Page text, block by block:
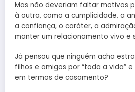
Mas não deveriam faltar motivos
à outra, como a cumplicidade, a
a confiança, o caráter, a
manter um relacionamento vivo e
Já pensou que ninguém acha
filhos e amigos por “toda a vida”
em termos de casamento?